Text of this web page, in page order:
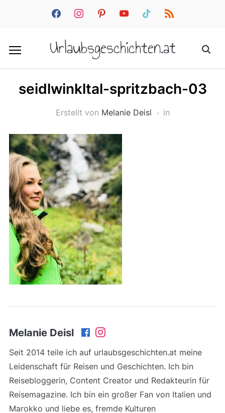
facebookinstagrampinterestyoutube tiktok rss
Urlaubsgeschichten.at
seidlwinkltal-spritzbach-03
Erstellt von Melanie Deisl in
Melanie Deisl
Seit 2014 teile ich auf urlaubsgeschichten.at meine
Leidenschaft für Reisen und Geschichten. Ich bin
Reisebloggerin, Content Creator und Redakteurin für
Reisemagazine. Ich bin ein großer Fan von Italien und
Marokko und liebe es, fremde Kulturen